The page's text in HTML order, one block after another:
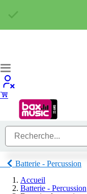
Batterie - Percussion
Accueil
Batterie - Percussion